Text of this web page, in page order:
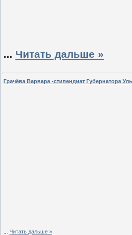
... Читать дальше »
Грачёва Варвара -стипендиат Губернатора
Читать дальше »